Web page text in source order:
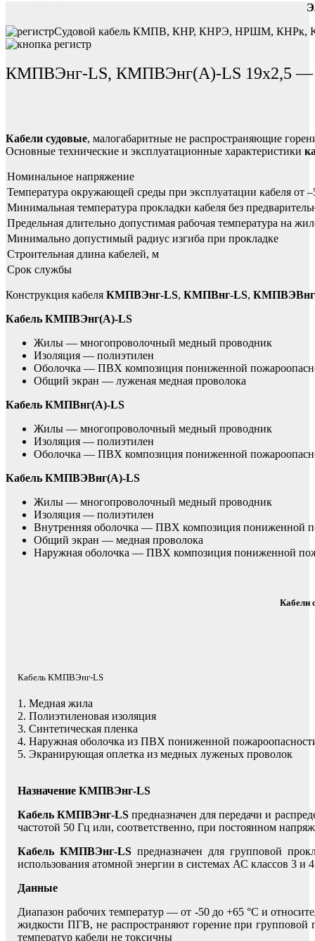
Судовой кабель КМПВ, КНР, КНРЭ, НРШМ, КНРк,
КМПВЭнг-LS, КМПВЭнг(А)-LS 19х2,5 —
Кабели судовые, малогабаритные не распространяющие
Основные технические и эксплуатационные характеристики
Номинальное напряжение
Температура окружающей среды при эксплуатации кабеля от
Минимальная температура прокладки кабеля без
Предельная длительно допустимая рабочая температура на
Минимально допустимый радиус изгиба при прокладке
Строительная длина кабелей, м
Срок службы
Конструкция кабеля КМПВЭнг-LS, КМПВнг-LS,
Кабель КМПВЭнг(А)-LS
Жилы — многопроволочный медный проводник
Изоляция — полиэтилен
Оболочка — ПВХ композиция пониженной
Общий экран — луженая медная проволока
Кабель КМПВнг(А)-LS
Жилы — многопроволочный медный проводник
Изоляция — полиэтилен
Оболочка — ПВХ композиция пониженной
Кабель КМПВЭВнг(А)-LS
Жилы — многопроволочный медный проводник
Изоляция — полиэтилен
Внутренняя оболочка — ПВХ композиция пониженной
Общий экран — медная проволока
Наружная оболочка — ПВХ композиция пониженной
Кабели
Кабель КМПВЭнг-LS
1. Медная жила
2. Полиэтиленовая изоляция
3. Синтетическая пленка
4. Наружная оболочка из ПВХ пониженной
5. Экранирующая оплетка из медных луженых проволок
Назначение КМПВЭнг-LS
Кабель КМПВЭнг-LS предназначен для передачи и
частотой 50 Гц или, соответственно, при постоянном
Кабель КМПВЭнг-LSпредназначен для групповой
использования атомной энергии в системах АС классов
Данные
Диапазон рабочих температур — от -50 до +65 °С и
жидкости ПГВ, не распространяют горение при групповой
температур кабели не токсичны